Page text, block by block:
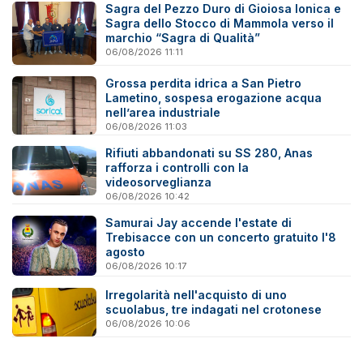
Sagra del Pezzo Duro di Gioiosa Ionica e
Sagra dello Stocco di Mammola verso il
marchio “Sagra di Qualità”
06/08/2026 11:11
Grossa perdita idrica a San Pietro
Lametino, sospesa erogazione acqua
nell’area industriale
06/08/2026 11:03
Rifiuti abbandonati su SS 280, Anas
rafforza i controlli con la
videosorveglianza
06/08/2026 10:42
Samurai Jay accende l'estate di
Trebisacce con un concerto gratuito l'8
agosto
06/08/2026 10:17
Irregolarità nell'acquisto di uno
scuolabus, tre indagati nel crotonese
06/08/2026 10:06